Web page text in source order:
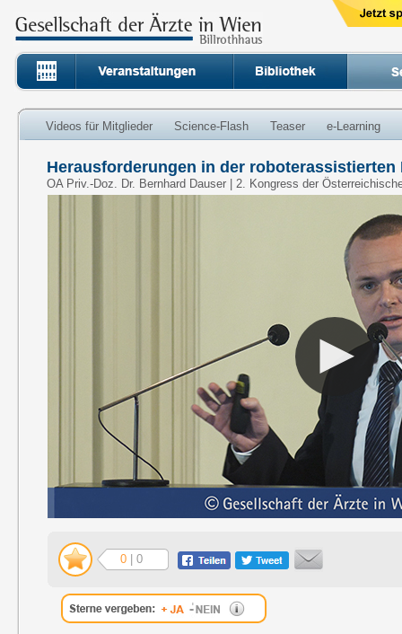
Videos für Mitglieder Science-Flash Teaser e-Learning
Herausforderungen in der
OA Priv.-Doz. Dr. Bernhard Dauser | 2. Kongress der
0 | 0